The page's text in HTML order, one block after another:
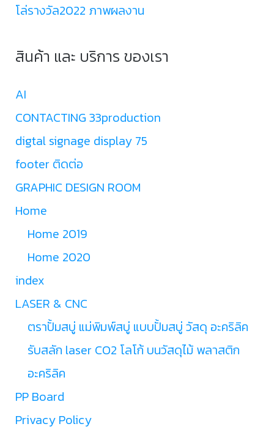
โล่รางวัล2022 ภาพผลงาน
สินค้า และ บริการ ของเรา
AI
CONTACTING 33production
digtal signage display 75
footer ติดต่อ
GRAPHIC DESIGN ROOM
Home
Home 2019
Home 2020
index
LASER & CNC
ตราปั้มสบู่ แม่พิมพ์สบู่ แบบปั้มสบู่ วัสดุ อะคริลิค
รับสลัก laser CO2 โลโก้ บนวัสดุไม้ พลาสติก
อะคริลิค
PP Board
Privacy Policy